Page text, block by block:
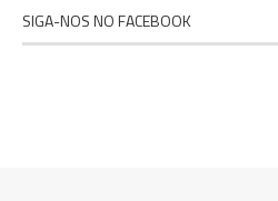
SIGA-NOS NO FACEBOOK